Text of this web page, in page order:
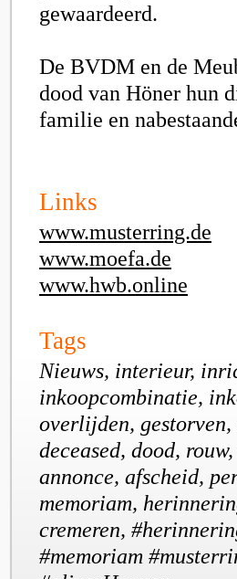
gewaardeerd.
De BVDM en de
dood van Höner hun
familie en
Links
www.musterring.de
www.moefa.de
www.hwb.online
Tags
Nieuws, interieur,
inkoopcombinatie,
overlijden, gestorven,
deceased, dood,
annonce, afscheid,
memoriam,
cremeren,
#memoriam